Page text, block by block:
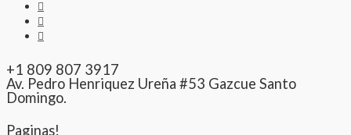
+1 809 807 3917
Av. Pedro Henriquez Ureña #53 Gazcue Santo
Domingo.
Paginas!